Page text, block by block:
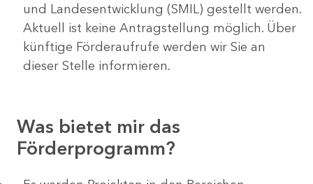
und Landesentwicklung (SMIL) gestellt werden.
Aktuell ist keine Antragstellung möglich. Über
künftige Förderaufrufe werden wir Sie an
dieser Stelle informieren.
Was bietet mir das
Förderprogramm?